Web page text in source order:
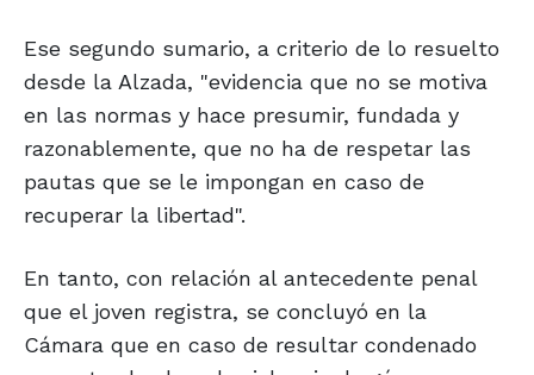
Ese segundo sumario, a criterio de lo resuelto
desde la Alzada, "evidencia que no se motiva
en las normas y hace presumir, fundada y
razonablemente, que no ha de respetar las
pautas que se le impongan en caso de
recuperar la libertad".
En tanto, con relación al antecedente penal
que el joven registra, se concluyó en la
Cámara que en caso de resultar condenado